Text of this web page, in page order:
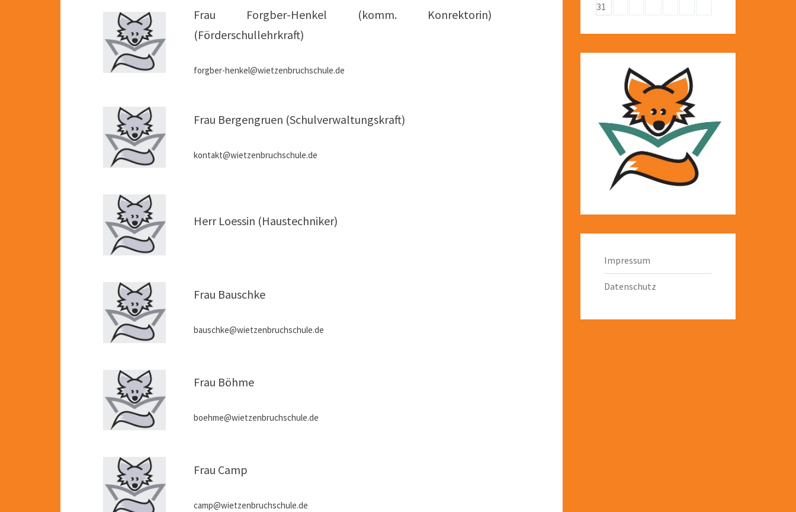
Frau Forgber-Henkel (komm. Konrektorin)
(Förderschullehrkraft)
forgber-henkel@wietzenbruchschule.de
Frau Bergengruen (Schulverwaltungskraft)
kontakt@wietzenbruchschule.de
Herr Loessin (Haustechniker)
Frau Bauschke
bauschke@wietzenbruchschule.de
Frau Böhme
boehme@wietzenbruchschule.de
Frau Camp
camp@wietzenbruchschule.de
31
Impressum
Datenschutz